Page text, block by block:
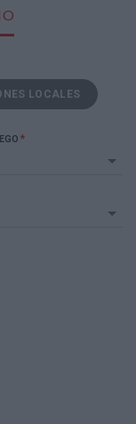
LOCALES
*